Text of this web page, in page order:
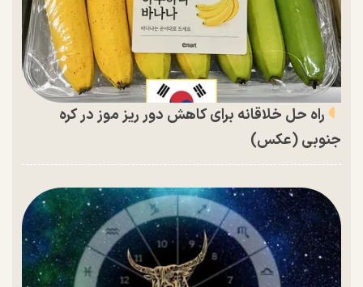
راه حل خلاقانه برای کاهش دور ریز موز در کره
جنوبی (عکس)